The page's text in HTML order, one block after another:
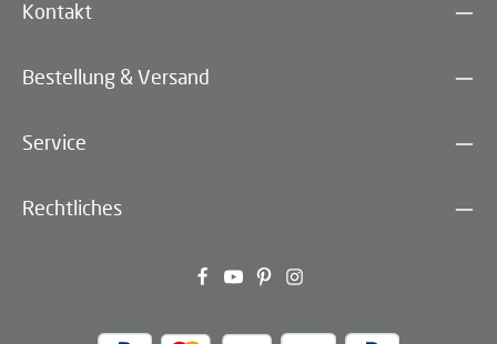
Kontakt
Bestellung & Versand
Service
Rechtliches